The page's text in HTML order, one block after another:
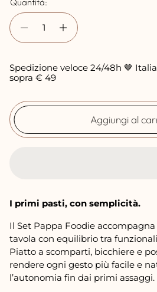
e
z
z
o
n
r
m
Spedizione veloce 24/48h 🤎
sopra € 49
Aggiungi al
I primi pasti, con semplicità.
Il Set Pappa Foodie
tavola con equilibrio tra
Piatto a scomparti, bicchiere e
rendere ogni gesto più facile e
l’autonomia fin dai primi assaggi.